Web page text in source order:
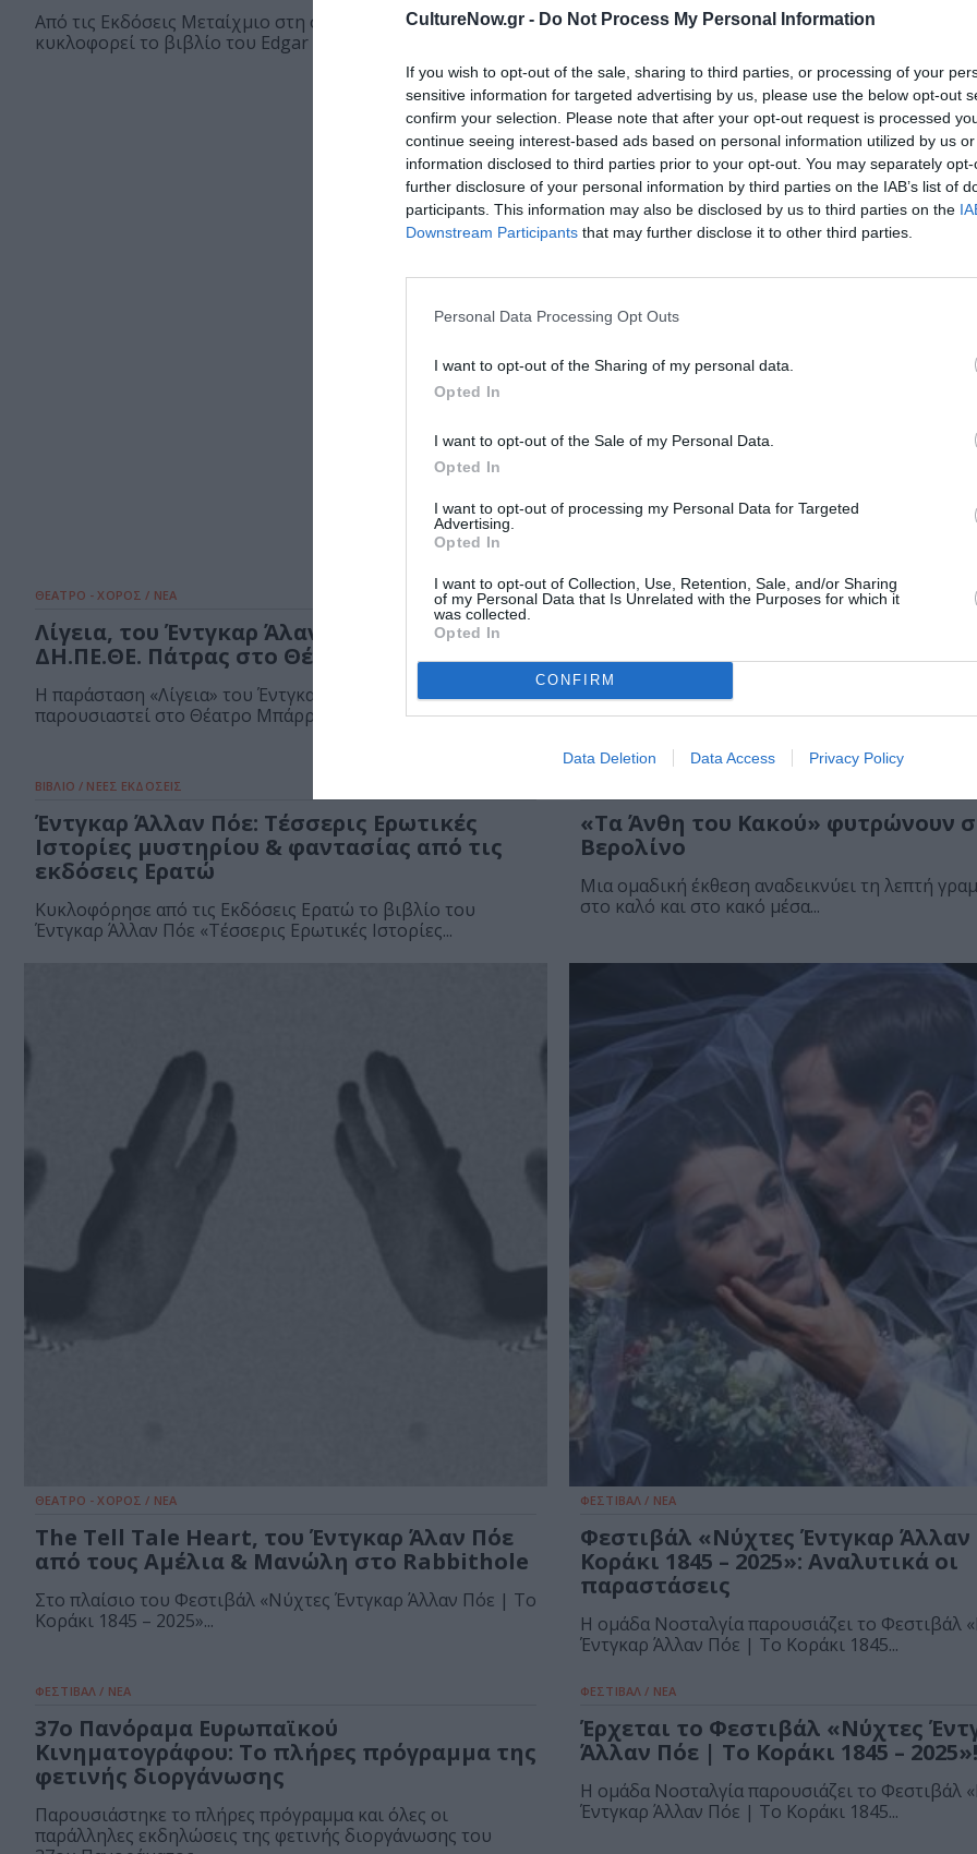
CultureNow.gr - Do Not Process My Personal Information
If you wish to opt-out of the sale, sharing to third parties, or processing of your
sensitive information for targeted advertising by us, please use the below opt-out
confirm your selection. Please note that after your opt-out request is processed
continue seeing interest-based ads based on personal information utilized by us
information disclosed to third parties prior to your opt-out. You may separately
further disclosure of your personal information by third parties on the IAB’s list of
participants. This information may also be disclosed by us to third parties on the
Downstream Participants that may further disclose it to other third parties.
Personal Data Processing Opt Outs
I want to opt-out of the Sharing of my personal data.
Opted In
I want to opt-out of the Sale of my Personal Data.
Opted In
I want to opt-out of processing my Personal Data for Targeted
Advertising.
Opted In
I want to opt-out of Collection, Use, Retention, Sale, and/or Sharing
of my Personal Data that Is Unrelated with the Purposes for which it
was collected.
Opted In
CONFIRM
Data Deletion Data Access Privacy Policy
Από τις Εκδόσεις Μεταίχμιο στη σειρά «Τα μικρά»
κυκλοφορεί το βιβλίο του Edgar Allan...
Η φουτουριστική σύγχρονη όπερα
Η σύγχρονη όπερα The Fall of the House of
ΘΕΑΤΡΟ - ΧΟΡΟΣ / ΝΕΑ
Λίγεια, του Έντγκαρ Άλαν Πόε από το
ΔΗ.ΠΕ.ΘΕ. Πάτρας στο Θέατρο Μπάρρυ
Η παράσταση «Λίγεια» του Έντγκαρ Άλαν Πόε θα
παρουσιαστεί στο Θέατρο Μπάρρυ, από το...
ΘΕΜΑΤΑ / ΝΕΑ
προπώληση για τις παραγωγές
Ιουνίου 2025
H προπώληση για τις παραγωγές της Εθνικής
ΒΙΒΛΙΟ / ΝΕΕΣ ΕΚΔΟΣΕΙΣ
Έντγκαρ Άλλαν Πόε: Τέσσερις Ερωτικές
Ιστορίες μυστηρίου & φαντασίας από τις
εκδόσεις Ερατώ
Κυκλοφόρησε από τις Εκδόσεις Ερατώ το βιβλίο του
Έντγκαρ Άλλαν Πόε «Τέσσερις Ερωτικές Ιστορίες...
«Τα Άνθη του Κακού» φυτρώνουν
Βερολίνο
Μια ομαδική έκθεση αναδεικνύει τη λεπτή
στο καλό και στο κακό μέσα...
ΘΕΑΤΡΟ - ΧΟΡΟΣ / ΝΕΑ
The Tell Tale Heart, του Έντγκαρ Άλαν Πόε
από τους Αμέλια & Μανώλη στο Rabbithole
Στο πλαίσιο του Φεστιβάλ «Νύχτες Έντγκαρ Άλλαν Πόε | Το
Κοράκι 1845 – 2025»...
ΦΕΣΤΙΒΑΛ / ΝΕΑ
Φεστιβάλ «Νύχτες Έντγκαρ
Κοράκι 1845 – 2025»: Αναλυτικά οι
παραστάσεις
Η ομάδα Νοσταλγία παρουσιάζει το Φεστιβάλ
Έντγκαρ Άλλαν Πόε | Το Κοράκι 1845...
ΦΕΣΤΙΒΑΛ / ΝΕΑ
37o Πανόραμα Ευρωπαϊκού
Κινηματογράφου: Το πλήρες πρόγραμμα της
φετινής διοργάνωσης
Παρουσιάστηκε το πλήρες πρόγραμμα και όλες οι
παράλληλες εκδηλώσεις της φετινής διοργάνωσης του
ΦΕΣΤΙΒΑΛ / ΝΕΑ
Έρχεται το Φεστιβάλ «Νύχτες
Άλλαν Πόε | Το Κοράκι 1845 – 2025»!
Η ομάδα Νοσταλγία παρουσιάζει το Φεστιβάλ
Έντγκαρ Άλλαν Πόε | Το Κοράκι 1845...